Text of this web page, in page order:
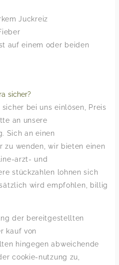
Juckreiz
auf einem oder beiden
sicher?
bei uns einlösen, Preis
an unsere
Sich an einen
zu wenden, wir bieten einen
arzt- und
stückzahlen lohnen sich
wird empfohlen, billig
der bereitgestellten
kauf von
hingegen abweichende
cookie-nutzung zu,